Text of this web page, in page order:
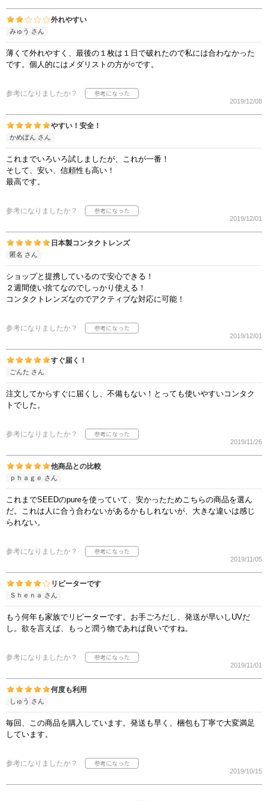
外れやすい
みゅう さん
薄くて外れやすく、最後の１枚は１日で破れたので私には合わなかった
です。個人的にはメダリストの方が○です。
参考になりましたか？
2019/12/08
やすい！安全！
かめぽん さん
これまでいろいろ試しましたが、これが一番！
そして、安い、信頼性も高い！
最高です。
参考になりましたか？
2019/12/01
日本製コンタクトレンズ
匿名 さん
ショップと提携しているので安心できる！
２週間使い捨てなのでしっかり使える！
コンタクトレンズなのでアクティブな対応に可能！
参考になりましたか？
2019/12/01
すぐ届く！
ごんた さん
注文してからすぐに届くし、不備もない！とっても使いやすいコンタク
トでした。
参考になりましたか？
2019/11/26
他商品との比較
ｐｈａｇｅ さん
これまでSEEDのpureを使っていて、安かったためこちらの商品を選ん
だ。これは人に合う合わないがあるかもしれないが、大きな違いは感じ
られない。
参考になりましたか？
2019/11/05
リピーターです
Ｓｈｅｎａ さん
もう何年も家族でリピーターです。お手ごろだし、発送が早いしUVだ
し。欲を言えば、もっと潤う物であれば良いですね。
参考になりましたか？
2019/11/01
何度も利用
しゅう さん
毎回、この商品を購入しています。発送も早く、梱包も丁寧で大変満足
しています。
参考になりましたか？
2019/10/15